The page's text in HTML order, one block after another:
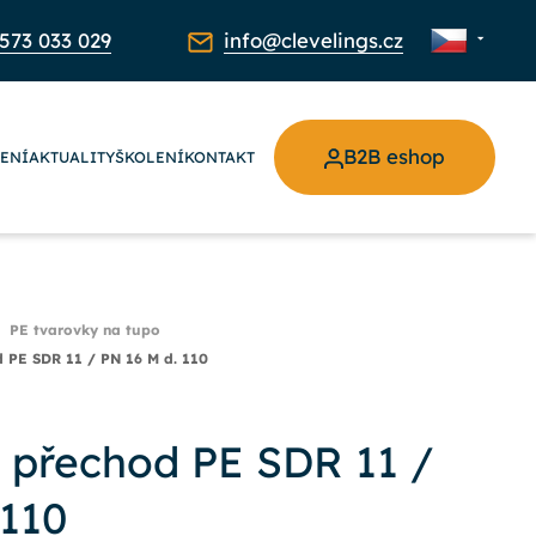
033 029 info@clevelings.cz
AKTUALITYŠKOLENÍKONTAKT B2B eshop
PE tvarovky na tupo
SDR 11 / PN 16 M d. 110
PE SDR 11 /